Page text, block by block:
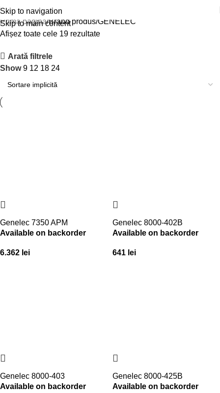
Skip to navigation
Skip to main content
Prima pagină Brand produs GENELEC
Afișez toate cele 19 rezultate
Arată filtrele
Show9 12 18 24
Genelec 7350 APM
Available on backorder
6.362 lei
Genelec 8000-402B
Available on backorder
641 lei
Genelec 8000-403
Available on backorder
Genelec 8000-425B
Available on backorder